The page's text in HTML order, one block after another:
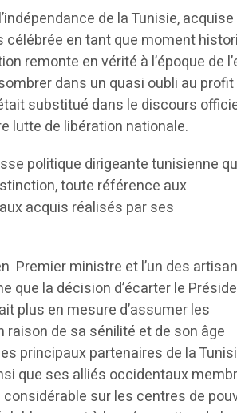
de la Tunisie, acquise
célébrée en tant que moment
remonte en vérité à l’époque de
dans un quasi oubli au profit
substitué dans le discours
lutte de libération nationale.
politique dirigeante tunisienne
toute référence aux
acquis réalisés par ses
Premier ministre et l’un des
que la décision d’écarter le
plus en mesure d’assumer les
de sa sénilité et de son âge
principaux partenaires de la
que ses alliés occidentaux
sur les centres de